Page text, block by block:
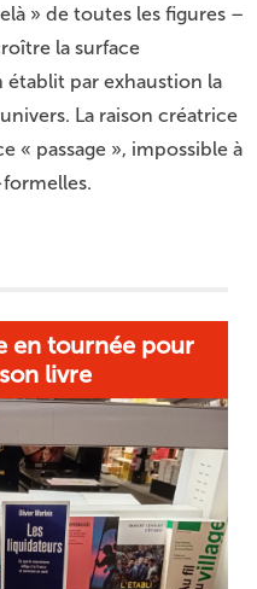
» de toutes les figures –
la surface
par exhaustion la
La raison créatrice
« passage », impossible à
en tournée pour
livre